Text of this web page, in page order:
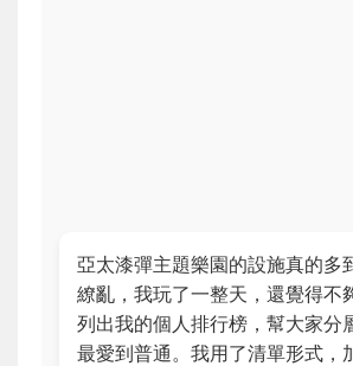
亞太漆彈主題樂園的設施真的多
繚亂，我玩了一整天，還覺得不
列出我的個人排行榜，幫大家分
最愛到普通。我用了清單形式，